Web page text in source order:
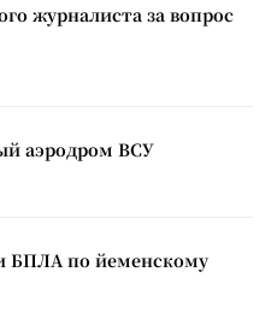
журналиста за вопрос
аэродром ВСУ
БПЛА по йеменскому